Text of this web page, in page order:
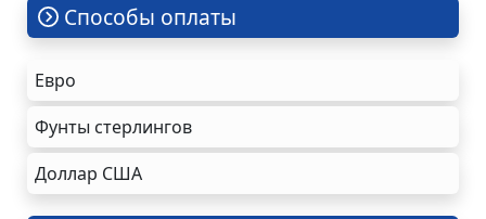
Cпособы оплаты
Евро
Фунты стерлингов
Доллар США